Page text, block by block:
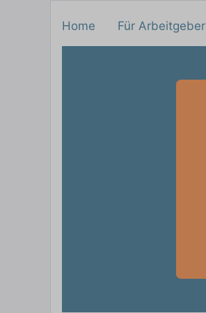
Home Für Arbeitgeber